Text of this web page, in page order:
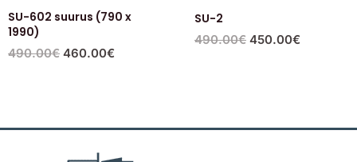
SU-602 suurus (790 x
1990)
490.00€ 460.00€
SU-2
490.00€ 450.00€